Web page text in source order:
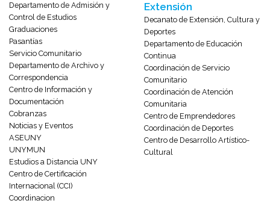
Departamento de Admisión y
Control de Estudios
Graduaciones
Pasantías
Servicio Comunitario
Departamento de Archivo y
Correspondencia
Centro de Información y
Documentación
Cobranzas
Noticias y Eventos
ASEUNY
UNYMUN
Estudios a Distancia UNY
Centro de Certificación
Internacional (CCI)
Coordinacion
Extensión
Decanato de Extensión, Cultura y
Deportes
Departamento de Educación
Continua
Coordinación de Servicio
Comunitario
Coordinación de Atención
Comunitaria
Centro de Emprendedores
Coordinación de Deportes
Centro de Desarrollo Artístico-
Cultural